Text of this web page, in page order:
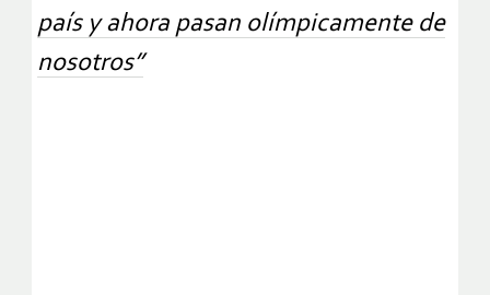
país y ahora pasan olímpicamente de
nosotros”